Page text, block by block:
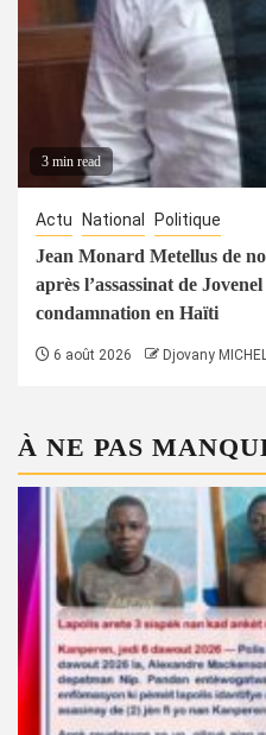
3 min read
Actu National Politique
Jean Monard Metellus de
après l’assassinat de
condamnation en Haïti
6 août 2026 Djovany
À NE PAS